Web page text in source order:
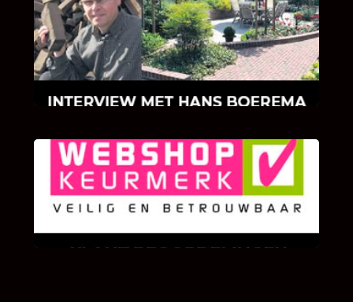
INTERVIEW MET HANS BOEREMA
Hoe Bricks and Stones ontstaan is en wat
Hans Boerema motiveert in de wereld van
klinkers en tegels!
KLANT BEOORDELINGEN
We zijn er zeer op gesteld om te weten wat u
als klant van ons en onze diensten vindt.